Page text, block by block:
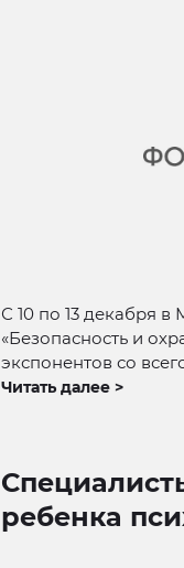
С 10 по 13 декабря
«Безопасность и
экспонентов со
Читать далее >
ребенка